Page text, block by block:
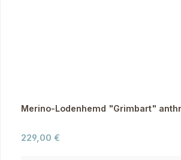
Merino-Lodenhemd "Grimbart"
Regulärer Preis:
229,00 €